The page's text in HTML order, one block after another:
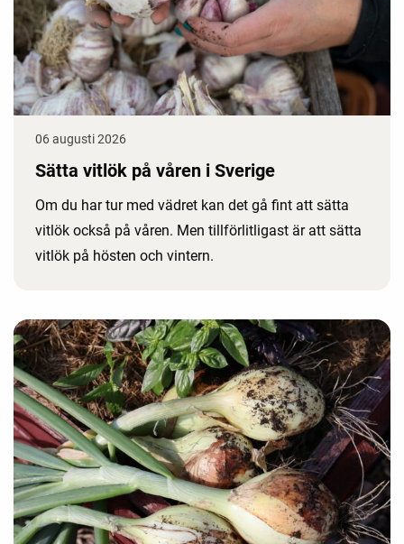
06 augusti 2026
Sätta vitlök på våren i Sverige
Om du har tur med vädret kan det gå fint att sätta
vitlök också på våren. Men tillförlitligast är att sätta
vitlök på hösten och vintern.